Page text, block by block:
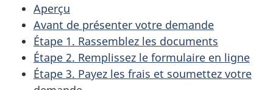
Aperçu
Avant de présenter votre demande
Étape 1. Rassemblez les documents
Étape 2. Remplissez le formulaire en ligne
Étape 3. Payez les frais et soumettez votre